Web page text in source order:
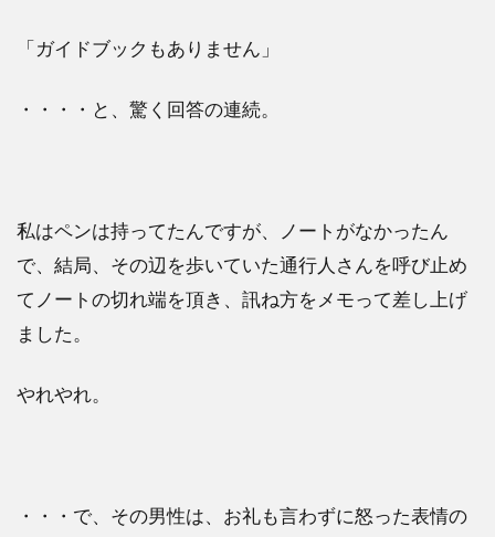
「ガイドブックもありません」
・・・・と、驚く回答の連続。
私はペンは持ってたんですが、ノートがなかったん
で、結局、その辺を歩いていた通行人さんを呼び止め
てノートの切れ端を頂き、訊ね方をメモって差し上げ
ました。
やれやれ。
・・・で、その男性は、お礼も言わずに怒った表情の